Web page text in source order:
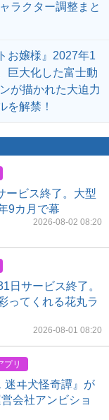
ラクター調整まと
お嬢様』2027年1
巨大化した富士動
が描かれた大迫力
を解禁！
ービス終了。大型
9カ月で幕
2026-08-02 08:20
日サービス終了。
ってくれる花丸ラ
2026-08-01 08:20
プリ
迷ヰ犬怪奇譚』が
会社アンビショ